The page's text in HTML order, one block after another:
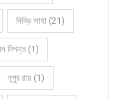
নিবিড় সাহা (21)
দিগন্ত (1)
নূপুর রায় (1)